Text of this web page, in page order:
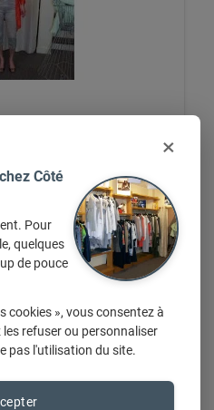
demande
×
Côté
Pour
quelques
de pouce
cookies », vous consentez à
refuser ou personnaliser
pas l'utilisation du site.